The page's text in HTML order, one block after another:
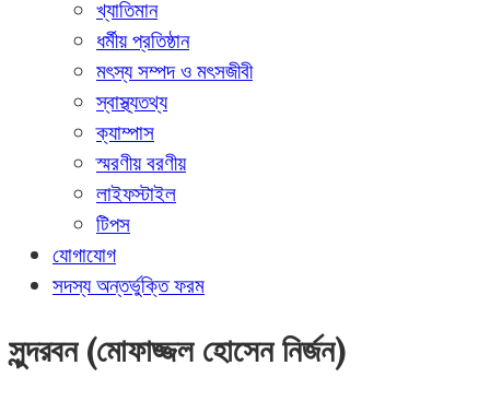
খ্যাতিমান
ধর্মীয় প্রতিষ্ঠান
মৎস্য সম্পদ ও মৎসজীবী
স্বাস্থ্যতথ্য
ক্যাম্পাস
স্মরণীয় বরণীয়
লাইফস্টাইল
টিপস
যোগাযোগ
সদস্য অন্তর্ভুক্তি ফরম
সুন্দরবন (মোফাজ্জল হোসেন নির্জন)